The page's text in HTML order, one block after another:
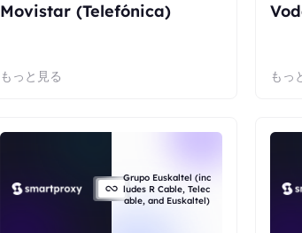
Movistar (Telefónica)
もっと見る もっ
Grupo Euskaltel (inc
ludes R Cable, Telec
able, and Euskaltel)